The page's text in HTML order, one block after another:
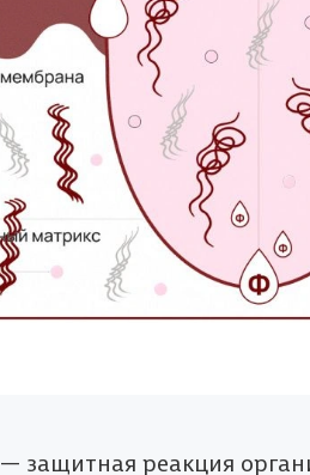
— защитная реакция